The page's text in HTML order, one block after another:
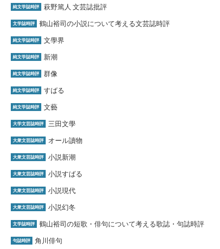
純文学誌時評 萩野篤人 文芸誌批評
文学誌時評 鶴山裕司の小説について考える文芸誌時評
純文学誌時評 文學界
純文学誌時評 新潮
純文学誌時評 群像
純文学誌時評 すばる
純文学誌時評 文藝
大学文芸誌時評 三田文學
大衆文芸誌時評 オール讀物
大衆文芸誌時評 小説新潮
大衆文芸誌時評 小説すばる
大衆文芸誌時評 小説現代
大衆文芸誌時評 小説幻冬
文学誌時評 鶴山裕司の短歌・俳句について考える歌誌・句誌時評
句誌時評 角川俳句